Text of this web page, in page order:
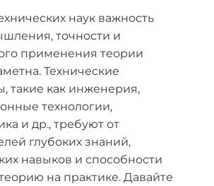
наук важность
точности и
применения теории
Технические
такие как инженерия,
технологии,
и др., требуют от
глубоких знаний,
навыков и способности
на практике. Давайте